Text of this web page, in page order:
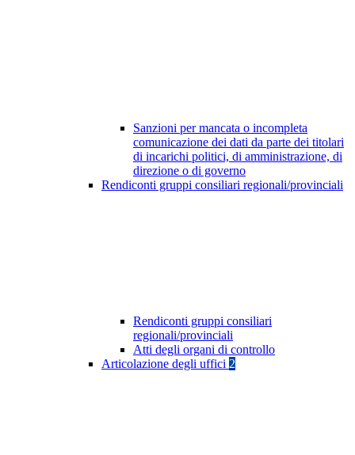
Sanzioni per mancata o incompleta
comunicazione dei dati da parte dei titolari
di incarichi politici, di amministrazione, di
direzione o di governo
Rendiconti gruppi consiliari regionali/provinciali
Rendiconti gruppi consiliari
regionali/provinciali
Atti degli organi di controllo
Articolazione degli uffici 2